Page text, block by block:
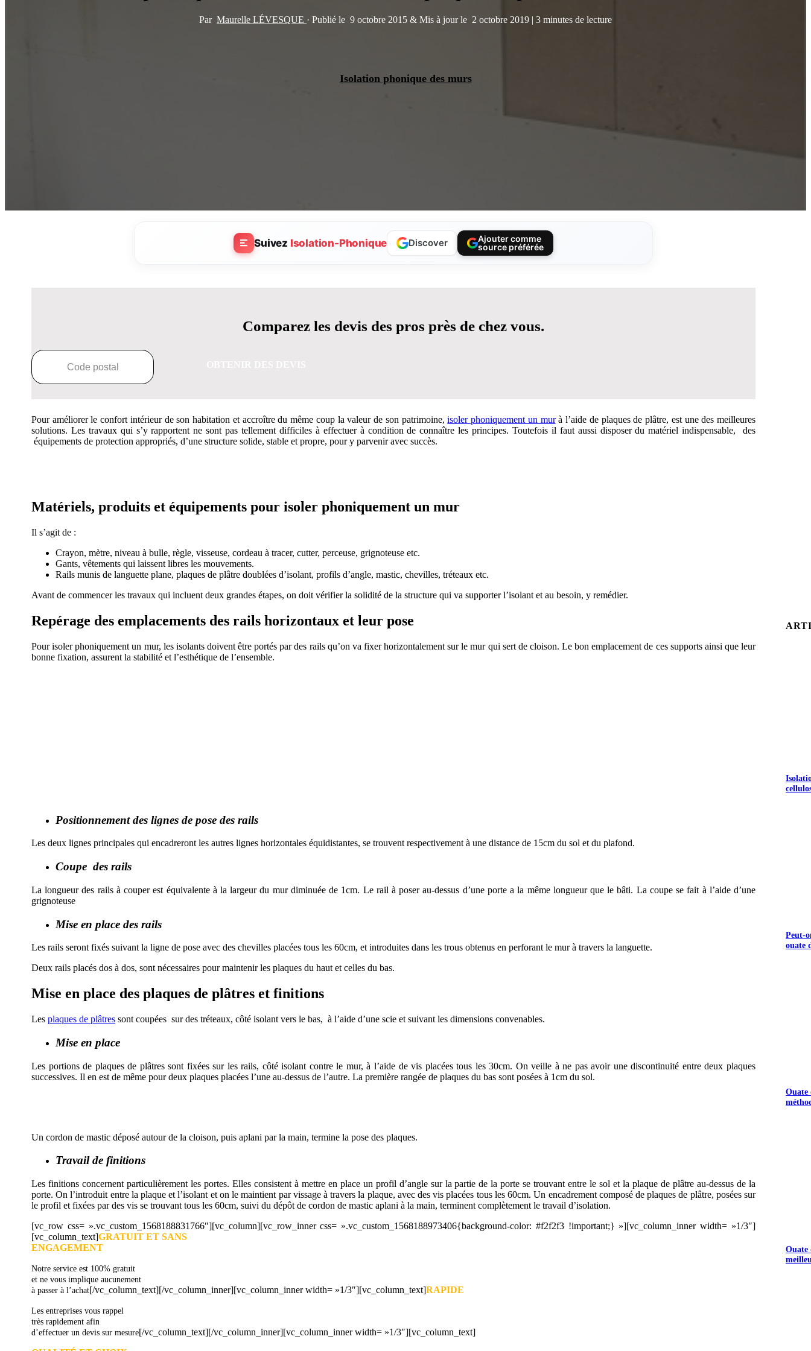
Par Maurelle LÉVESQUE · Publié le 9 octobre 2015 & Mis à jour le 2 octobre 2019 | 3 minutes de lecture
Isolation phonique des murs
Suivez Isolation-Phonique Discover
Ajouter comme
source préférée
Comparez les devis des pros près de chez vous.
Pour améliorer le confort intérieur de son habitation et accroître du même coup la valeur de son patrimoine,isoler phoniquement un murà l’aide de plaques de plâtre, est une des meilleures
solutions. Les travaux qui s’y rapportent ne sont pas tellement difficiles à effectuer à condition de connaître les principes. Toutefois il faut aussi disposer du matériel indispensable, des
équipements de protection appropriés, d’une structure solide, stable et propre, pour y parvenir avec succès.
Matériels, produits et équipements pour isoler phoniquement un mur
Il s’agit de :
Crayon, mètre, niveau à bulle, règle, visseuse, cordeau à tracer, cutter, perceuse, grignoteuse etc.
Gants, vêtements qui laissent libres les mouvements.
Rails munis de languette plane, plaques de plâtre doublées d’isolant, profils d’angle, mastic, chevilles, tréteaux etc.
Avant de commencer les travaux qui incluent deux grandes étapes, on doit vérifier la solidité de la structure qui va supporter l’isolant et au besoin, y remédier.
Repérage des emplacements des rails horizontaux et leur pose
Pour isoler phoniquement un mur, les isolants doivent être portés par des rails qu’on va fixer horizontalement sur le mur qui sert de cloison. Le bon emplacement de ces supports ainsi que leur
bonne fixation, assurent la stabilité et l’esthétique de l’ensemble.
Positionnement des lignes de pose des rails
Les deux lignes principales qui encadreront les autres lignes horizontales équidistantes, se trouvent respectivement à une distance de 15cm du sol et du plafond.
Coupe des rails
La longueur des rails à couper est équivalente à la largeur du mur diminuée de 1cm. Le rail à poser au-dessus d’une porte a la même longueur que le bâti. La coupe se fait à l’aide d’une
grignoteuse
Mise en place des rails
Les rails seront fixés suivant la ligne de pose avec des chevilles placées tous les 60cm, et introduites dans les trous obtenus en perforant le mur à travers la languette.
Deux rails placés dos à dos, sont nécessaires pour maintenir les plaques du haut et celles du bas.
Mise en place des plaques de plâtres et finitions
Les plaques de plâtres sont coupées sur des tréteaux, côté isolant vers le bas, à l’aide d’une scie et suivant les dimensions convenables.
Mise en place
Les portions de plaques de plâtres sont fixées sur les rails, côté isolant contre le mur, à l’aide de vis placées tous les 30cm. On veille à ne pas avoir une discontinuité entre deux plaques
successives. Il en est de même pour deux plaques placées l’une au-dessus de l’autre. La première rangée de plaques du bas sont posées à 1cm du sol.
Un cordon de mastic déposé autour de la cloison, puis aplani par la main, termine la pose des plaques.
Travail de finitions
Les finitions concernent particulièrement les portes. Elles consistent à mettre en place un profil d’angle sur la partie de la porte se trouvant entre le sol et la plaque de plâtre au-dessus de la
porte. On l’introduit entre la plaque et l’isolant et on le maintient par vissage à travers la plaque, avec des vis placées tous les 60cm. Un encadrement composé de plaques de plâtre, posées sur
le profil et fixées par des vis se trouvant tous les 60cm, suivi du dépôt de cordon de mastic aplani à la main, terminent complètement le travail d’isolation.
[vc_row css= ».vc_custom_1568188831766″][vc_column][vc_row_inner css= ».vc_custom_1568188973406{background-color: #f2f2f3 !important;} »][vc_column_inner width= »1/3″]
[vc_column_text]GRATUIT ET SANS
ENGAGEMENT
Notre service est 100% gratuit
et ne vous implique aucunement
à passer à l’achat[/vc_column_text][/vc_column_inner][vc_column_inner width= »1/3″][vc_column_text]RAPIDE
Les entreprises vous rappel
très rapidement afin
d’effectuer un devis sur mesure[/vc_column_text][/vc_column_inner][vc_column_inner width= »1/3″][vc_column_text]
Peut-
ouate
Ouate
Ouate